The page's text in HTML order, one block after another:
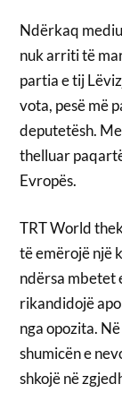
Ndërkaq
nuk arriti të
partia e tij
vota, pesë më
deputetësh.
thelluar
Evropës.
TRT World
të emërojë një
ndërsa mbetet
rikandidojë
nga opozita.
shumicën e
shkojë në